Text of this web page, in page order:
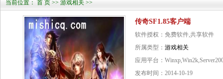
当前位置： 首 页 >> 游戏相关 >>
传奇SF1.85客户端
软件授权：免费软件,共享软件
所属类型： 游戏相关
应用平台：
发布时间：2014-10-19